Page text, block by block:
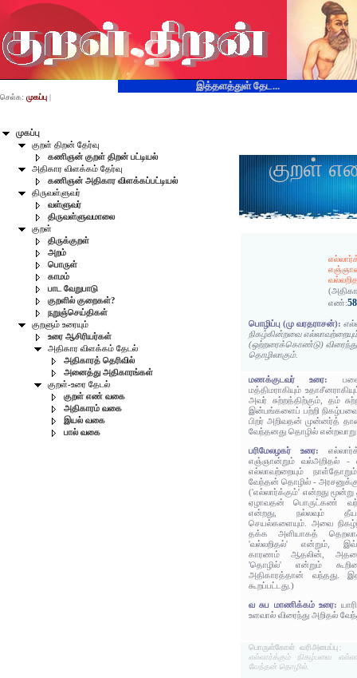
இத்தளத்துள் தேட...
முகப்பு
குறள் திறன் தேர்வு
கணிஞன் குறள் திறன் பட்டியல்
அதிகார விளக்கம் தேர்வு
கணிஞன் அதிகார விளக்கப்பட்டியல்
திருவள்ளுவர்
வள்ளுவர்
திருவள்ளுவமாலை
குறள்
திருக்குறள்
அறம்
பொருள்
காமம்
பாட வேறுபாடு
குறளில் குறைகள்?
நறுஞ்செய்திகள்
குறளும் உரையும்
உரை ஆசிரியர்கள்
அதிகார விளக்கம் தேடல்
அதிகாரத் தெரிவில்
அனைத்து அதிகாரங்கள்
குறள்-உரை தேடல்
குறள் எண் வகை
அதிகாரம் வகை
இயல் வகை
பால் வகை
செல்க: முகப்பு |
குறள்
எண்:
பொழிப்பு (மு வரதராசன்):
நிகழ்கின்றவை
(ஒற்றரைக்கொண்டு) விரைந்து
தொழிலாகும்.
மணக்குடவர் உரை:
மத்திமராகியும்
அவர் சுற்றத்திற்கும், தம்
இன்பங்களைப் பற்றி
பிறர் அறிவதன் முன்னர்த்
வேந்தனது தொழில்
பரிமேலழகர் உரை:
எஞ்ஞான்றும் வல்அறிதல் -
எல்லாவற்றையும்
வேந்தன் தொழில் -
('எல்லார்க்கும்' என்றது மூன்று
ஏழாவதன் பொருட்கண்
என்றது, நல்லவும்
செயல்களையும். அவை
தக்க அளியாகத்
'வல்லறிதல்' என்றும்,
காரணம் ஆதலின்,
'தொழில்' என்றும்
அதிகாரத்தான் வந்தது.
கூறப்பட்டது.)
வ சுப மாணிக்கம் உரை:
உளவால் விரைந்து அறிதல்
பொருள்கோள் வரிஅமைப்பு:
எல்லார்க்கும் நிகழ்பவை
வேந்தன் தொழில்.